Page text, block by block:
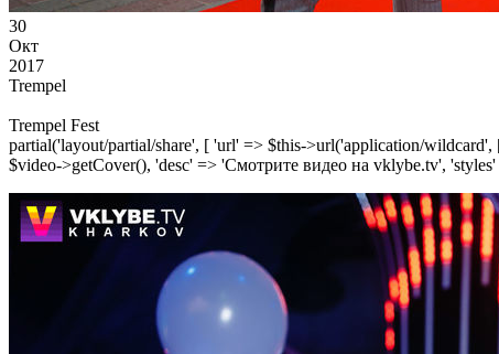
30
Окт
2017
Trempel
Trempel Fest
partial('layout/partial/share', [ 'url' => $this->url('application/
$video->getCover(), 'desc' => 'Смотрите видео на vklybe.tv',